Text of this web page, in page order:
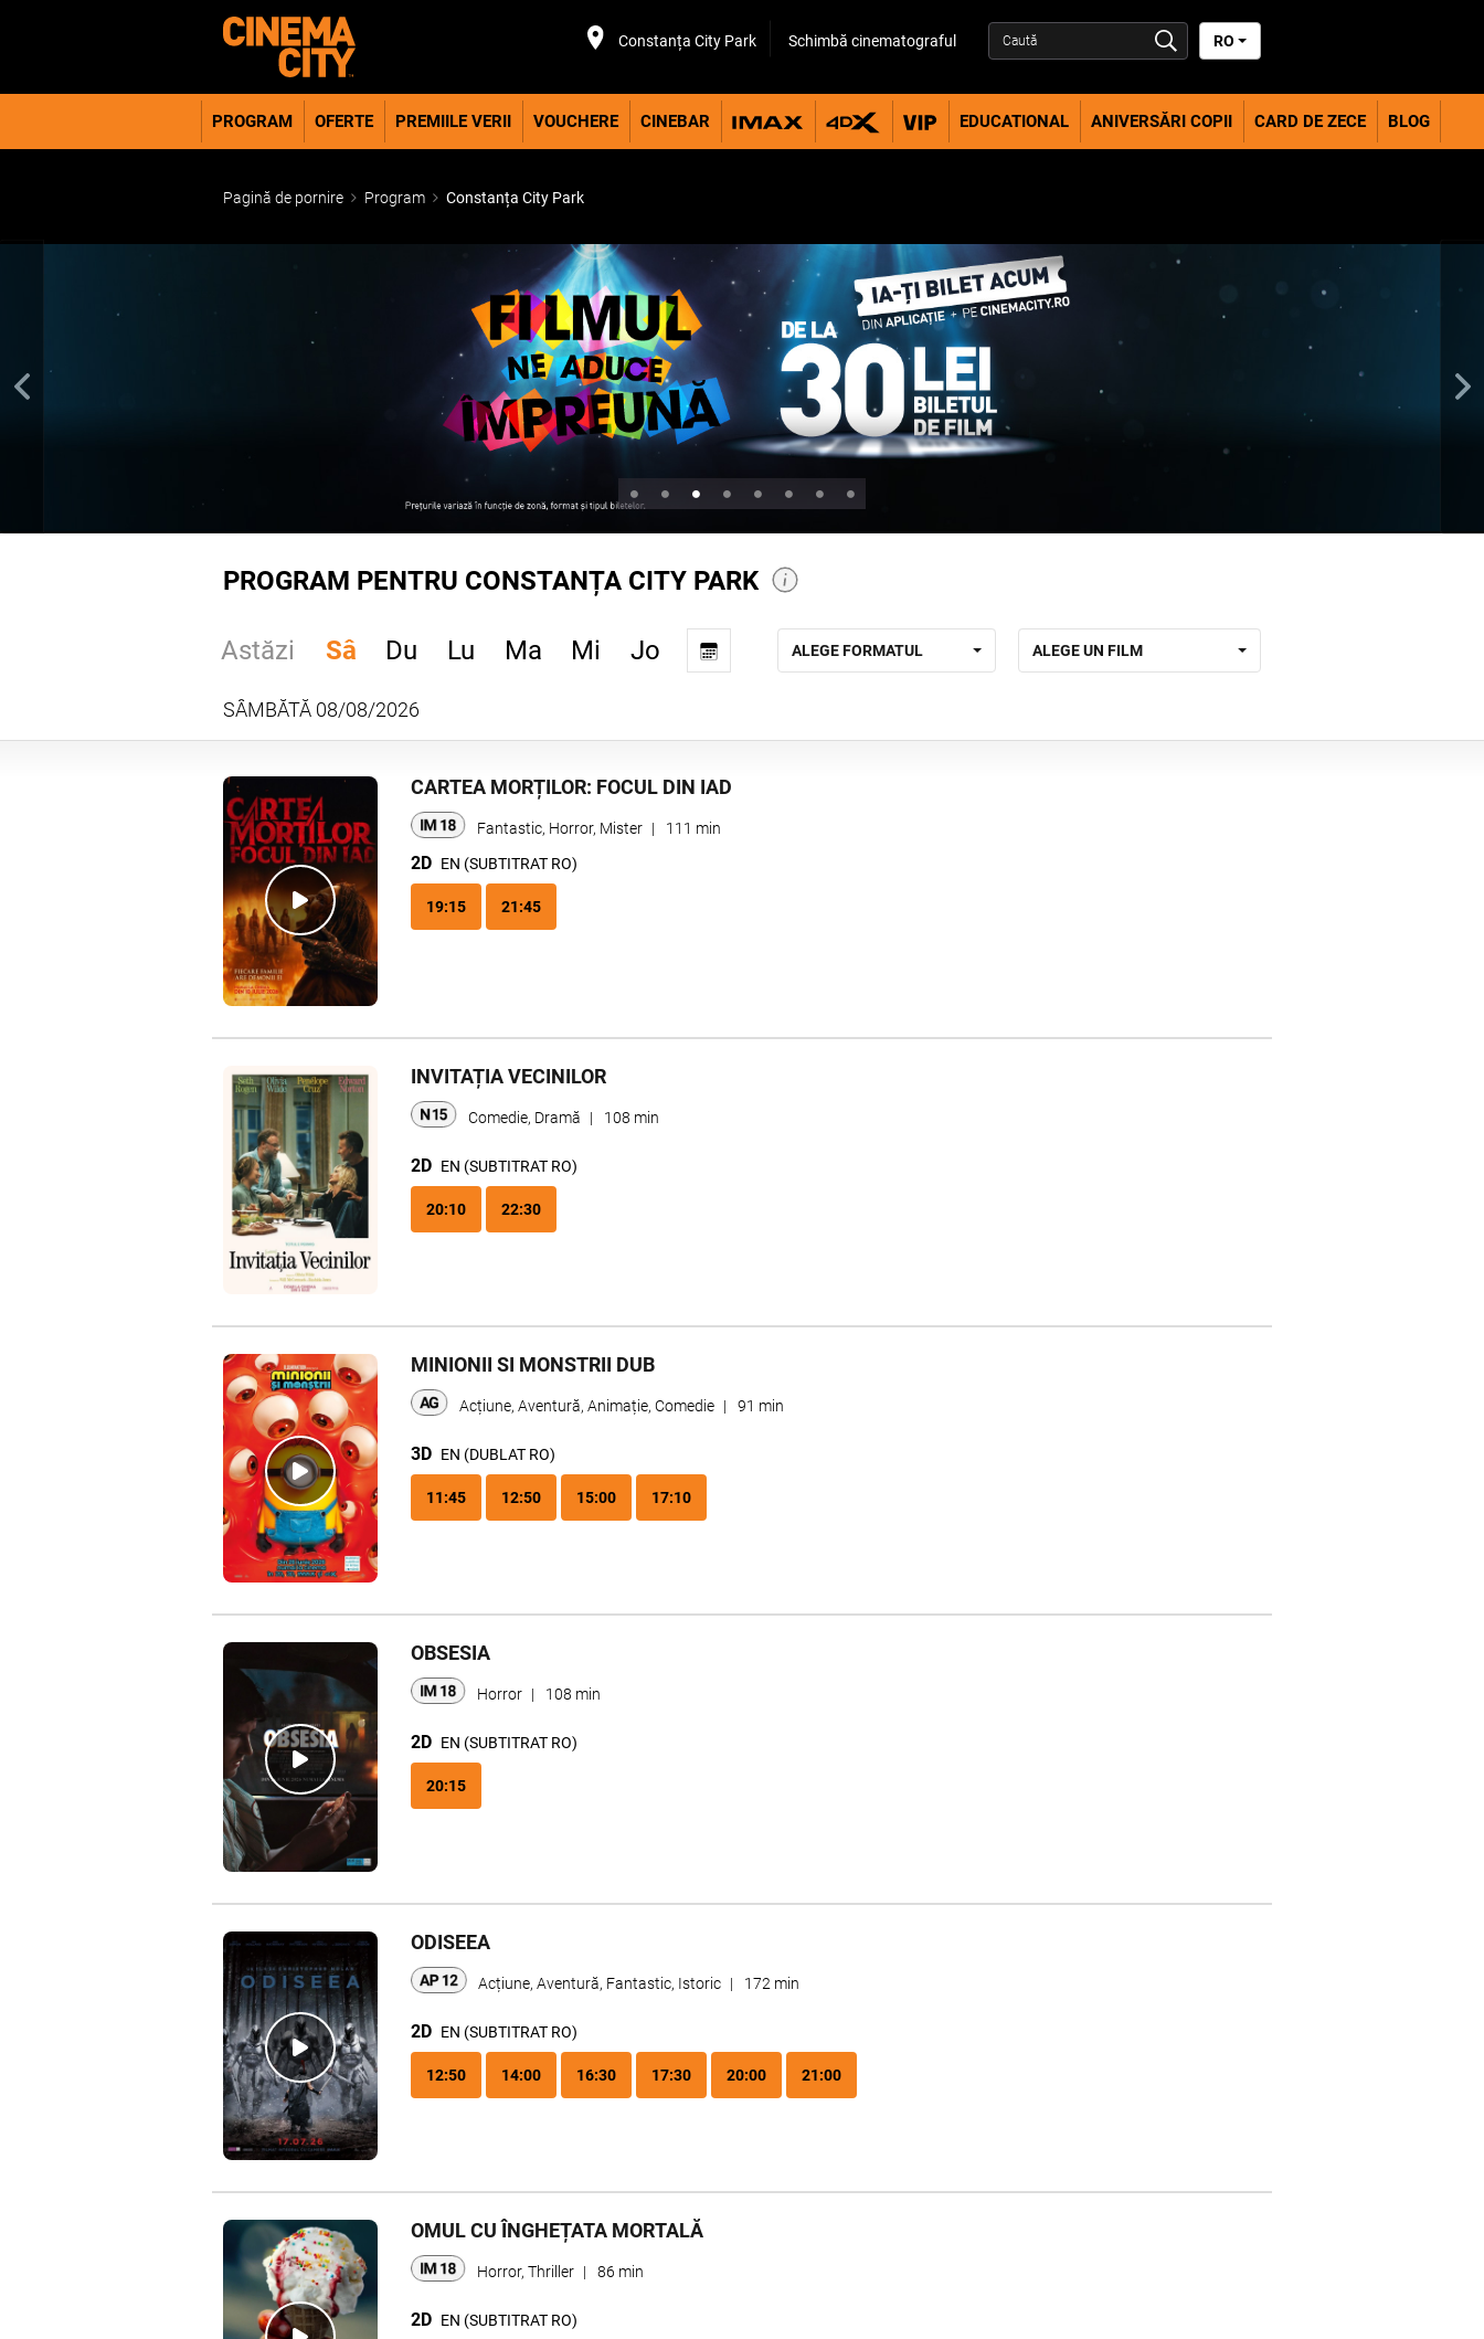
Constanța City Park Schimbă cinematograful RO
PROGRAM OFERTE PREMIILE VERII VOUCHERE CINEBAR EDUCATIONAL ANIVERSĂRI COPII CARD DE ZECE BLOG
Pagină de pornire Program Constanța City Park
PROGRAM PENTRU CONSTANȚA CITY PARK
Astăzi Sâ Du Lu Ma Mi Jo
SÂMBĂTĂ 08/08/2026
ALEGE FORMATUL ALEGE UN FILM
CARTEA MORȚILOR: FOCUL DIN IAD
Fantastic, Horror, Mister | 111 min
2D EN (SUBTITRAT RO)
19:15 21:45
INVITAȚIA VECINILOR
Comedie, Dramă | 108 min
2D EN (SUBTITRAT RO)
20:10 22:30
MINIONII SI MONSTRII DUB
Acțiune, Aventură, Animație, Comedie | 91 min
3D EN (DUBLAT RO)
11:45 12:50 15:00 17:10
OBSESIA
Horror | 108 min
2D EN (SUBTITRAT RO)
20:15
ODISEEA
Acțiune, Aventură, Fantastic, Istoric | 172 min
2D EN (SUBTITRAT RO)
12:50 14:00 16:30 17:30 20:00 21:00
OMUL CU ÎNGHEȚATA MORTALĂ
Horror, Thriller | 86 min
2D EN (SUBTITRAT RO)